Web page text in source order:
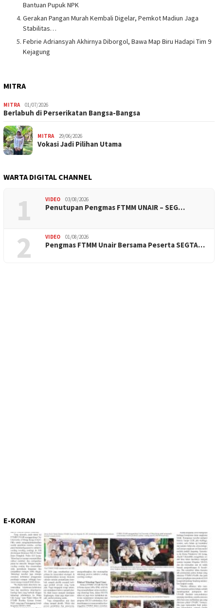
Bantuan Pupuk NPK
Gerakan Pangan Murah Kembali Digelar, Pemkot Madiun Jaga
Stabilitas…
Febrie Adriansyah Akhirnya Diborgol, Bawa Map Biru Hadapi Tim 9
Kejagung
MITRA
MITRA 01/07/2026
Berlabuh di Perserikatan Bangsa-Bangsa
MITRA 29/06/2026
Vokasi Jadi Pilihan Utama
WARTA DIGITAL CHANNEL
1 VIDEO 03/08/2026
Penutupan Pengmas FTMM UNAIR – SEG…
2 VIDEO 01/08/2026
Pengmas FTMM Unair Bersama Peserta SEGTA…
E-KORAN